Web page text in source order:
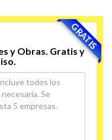
GRATIS
y Obras. Gratis y